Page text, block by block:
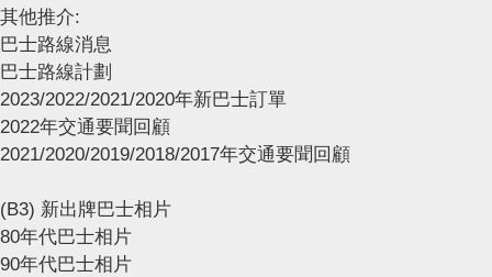
其他推介:
巴士路線消息
巴士路線計劃
2023/2022/2021/2020年新巴士訂單
2022年交通要聞回顧
2021/2020/2019/2018/2017年交通要聞回顧
(B3) 新出牌巴士相片
80年代巴士相片
90年代巴士相片